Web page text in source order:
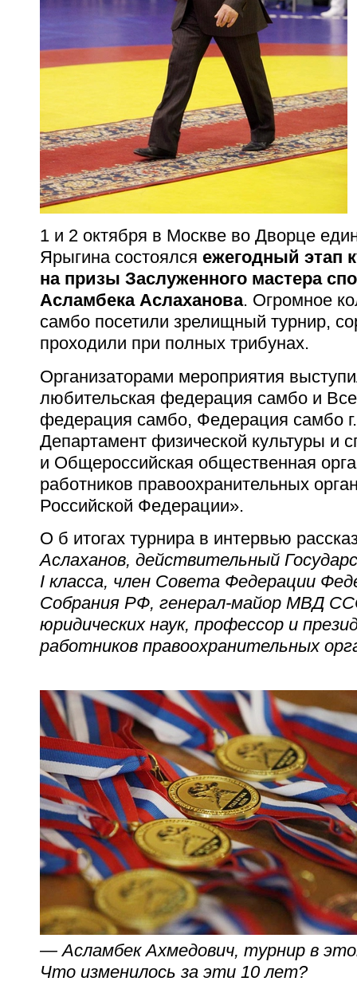
1 и 2 октября в Москве во Дворце
Ярыгина состоялся ежегодный этап
на призы Заслуженного мастера
Асламбека Аслаханова. Огромное
самбо посетили зрелищный турнир,
проходили при полных трибунах.
Организаторами мероприятия
любительская федерация самбо и
федерация самбо, Федерация самбо
Департамент физической культуры и
и Общероссийская общественная
работников правоохранительных
Российской Федерации».
О б итогах турнира в интервью
Аслаханов, действительный
I класса, член Совета Федерации
Собрания РФ, генерал-майор МВД
юридических наук, профессор и
работников правоохранительных
— Асламбек Ахмедович, турнир в
Что изменилось за эти 10 лет?